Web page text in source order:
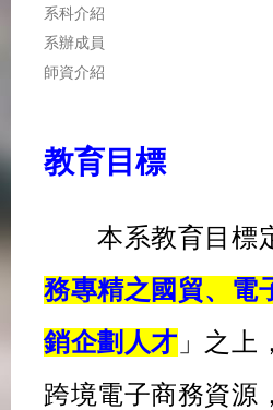
系科介紹
系辦成員
師資介紹
教育目標
本系教育目標
務專精之國貿、電
銷企劃人才 」之上
跨境電子商務資源